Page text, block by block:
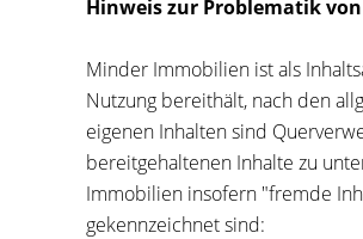
Hinweis zur Problematik
Minder Immobilien ist als
Nutzung bereithält, nach den
eigenen Inhalten sind
bereitgehaltenen Inhalte zu
Immobilien insofern "fremde
gekennzeichnet sind: